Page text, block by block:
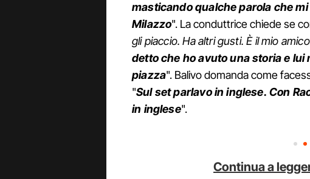
masticando qualche parola che
Milazzo". La conduttrice chiede se
gli piaccio. Ha altri gusti. È il mio
detto che ho avuto una storia e lui
piazza". Balivo domanda come
"Sul set parlavo in inglese. Con
in inglese".
Continua a